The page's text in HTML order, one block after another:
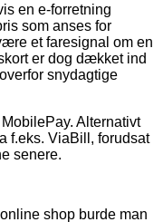
en e-forretning
som anses for
et faresignal om en
er dog dækket ind
snydagtige
Alternativt
f.eks. ViaBill, forudsat
senere.
shop burde man